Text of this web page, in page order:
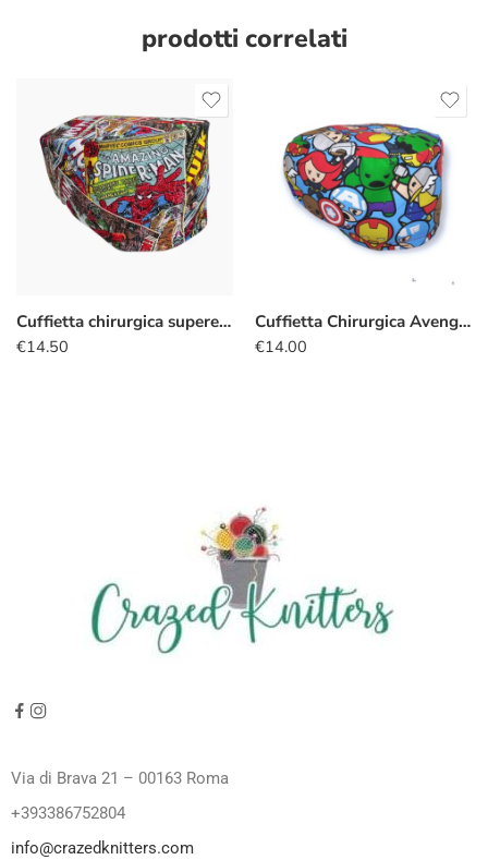
prodotti correlati
Cuffietta chirurgica supereroi fumetti
€14.50
Cuffietta Chirurgica Avengers kawaii azzurro
€14.00
Via di Brava 21 – 00163 Roma
+393386752804
info@crazedknitters.com